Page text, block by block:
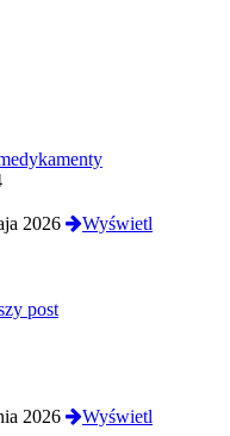
2026
Wyświetl
post
2026
Wyświetl